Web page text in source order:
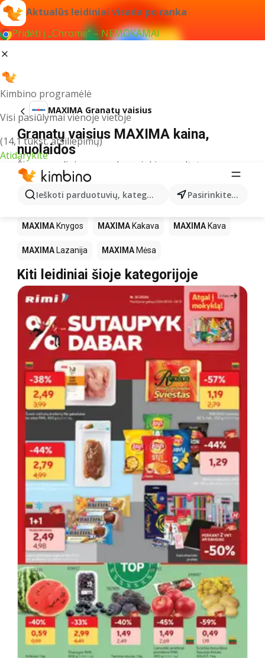
Aktualūs leidiniai visada po ranka
Pridėti į „Chrome“ – NEMOKAMAI
Kimbino programėlė
Visi pasiūlymai vienoje vietoje
(14,1 tūkst. atsiliepimų)
Atidarykite
Ieškoti parduotuvių, kategorijų, produktų... Pasirinkite miestą
MAXIMA Granatų vaisius
Granatų vaisius MAXIMA kaina,
nuolaidos
Šiuo pavadinimu neradome jokių rezultatų
Kiti produktai parduotuvėse MAXIMA
MAXIMA LEGO MAXIMA Gėrimai MAXIMA
MAXIMA Knygos MAXIMA Kakava MAXIMA Kava
MAXIMA Lazanija MAXIMA Mėsa
Kiti leidiniai šioje kategorijoje